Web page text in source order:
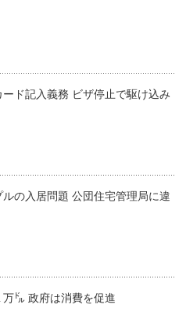
ード記入義務 ビザ停止で駆け込み
ルの入居問題 公団住宅管理局に違
万㌦ 政府は消費を促進